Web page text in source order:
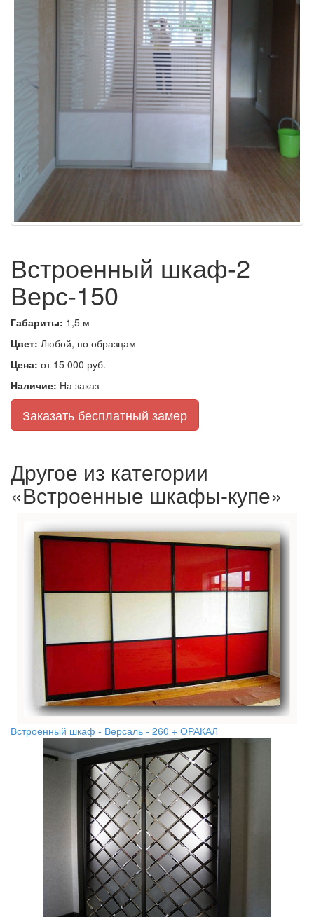
Встроенный шкаф-2
Верс-150
Габариты: 1,5 м
Цвет: Любой, по образцам
Цена: от 15 000 руб.
Наличие: На заказ
Заказать бесплатный замер
Другое из категории
«Встроенные шкафы-купе»
Встроенный шкаф - Версаль - 260 + ОРАКАЛ